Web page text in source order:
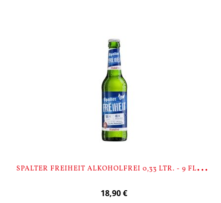
S
PALTER FREIHEIT ALKOHOLFREI 0,33 LTR. - 9 FLASCHEN
18,90 €